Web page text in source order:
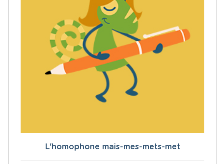
L'homophone mais-mes-mets-met